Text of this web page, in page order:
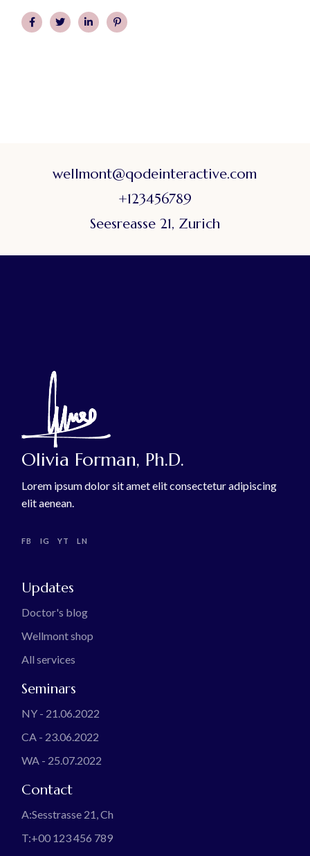
wellmont@qodeinteractive.com
+123456789
Seesreasse 21, Zurich
Olivia Forman, Ph.D.
Lorem ipsum dolor sit amet elit consectetur adipiscing
elit aenean.
FB IG YT LN
Updates
Doctor's blog
Wellmont shop
All services
Seminars
NY - 21.06.2022
CA - 23.06.2022
WA - 25.07.2022
Contact
A:Sesstrasse 21, Ch
T:+00 123 456 789